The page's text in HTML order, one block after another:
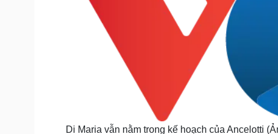
Nam khoa
Làm đẹp - giảm cân
Phòng mạch online
Ăn sạch sống khỏe
Di Maria vẫn nằm trong kế hoạch của Ancelotti